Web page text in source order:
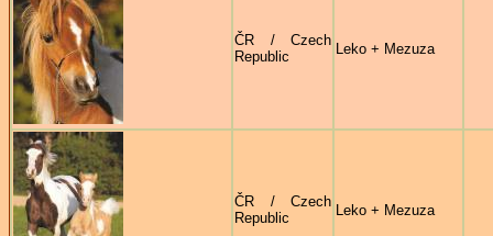
ČR / Czech
Republic
Leko + Mezuza
ČR / Czech
Republic
Leko + Mezuza